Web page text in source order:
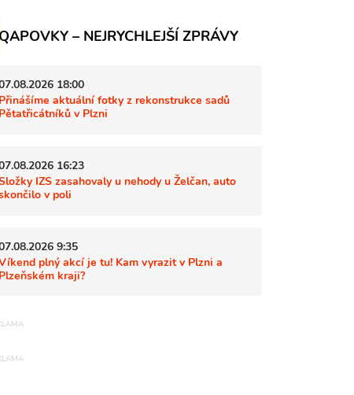
QAPOVKY – NEJRYCHLEJŠÍ ZPRÁVY
18:00
Přinášíme aktuální fotky z rekonstrukce sadů
Pětatřicátníků v Plzni
16:23
IZS zasahovaly u nehody u Želčan, auto
v poli
9:35
plný akcí je tu! Kam vyrazit v Plzni a
Plzeňském kraji?